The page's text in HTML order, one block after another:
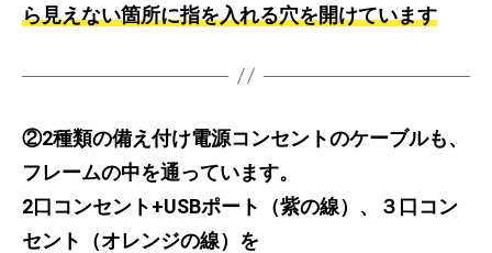
ら見えない箇所に指を入れる穴を開けています
②2種類の備え付け電源コンセントのケーブルも、
フレームの中を通っています。
2口コンセント+USBポート（紫の線）、３口コン
セント（オレンジの線）を